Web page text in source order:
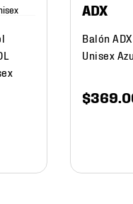
ADX
Balón
Unisex
$369.